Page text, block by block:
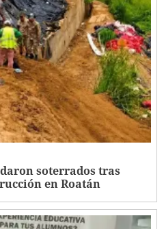
soterrados tras
en Roatán